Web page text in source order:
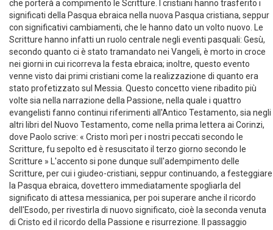
Pasqua si completa con l'attesa della Parusia, la seconda venuta,
che porterà a compimento le Scritture. I cristiani hanno trasferito i
significati della Pasqua ebraica nella nuova Pasqua cristiana, seppur
con significativi cambiamenti, che le hanno dato un volto nuovo. Le
Scritture hanno infatti un ruolo centrale negli eventi pasquali: Gesù,
secondo quanto ci è stato tramandato nei Vangeli, è morto in croce
nei giorni in cui ricorreva la festa ebraica; inoltre, questo evento
venne visto dai primi cristiani come la realizzazione di quanto era
stato profetizzato sul Messia. Questo concetto viene ribadito più
volte sia nella narrazione della Passione, nella quale i quattro
evangelisti fanno continui riferimenti all'Antico Testamento, sia negli
altri libri del Nuovo Testamento, come nella prima lettera ai Corinzi,
dove Paolo scrive: « Cristo morì per i nostri peccati secondo le
Scritture, fu sepolto ed è resuscitato il terzo giorno secondo le
Scritture » L'accento si pone dunque sull'adempimento delle
Scritture, per cui i giudeo-cristiani, seppur continuando, a festeggiare
la Pasqua ebraica, dovettero immediatamente spogliarla del
significato di attesa messianica, per poi superare anche il ricordo
dell'Esodo, per rivestirla di nuovo significato, cioè la seconda venuta